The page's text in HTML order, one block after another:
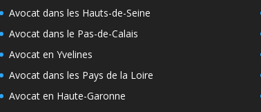
Avocat dans les Hauts-de-Seine
Avocat dans le Pas-de-Calais
Avocat en Yvelines
Avocat dans les Pays de la Loire
Avocat en Haute-Garonne